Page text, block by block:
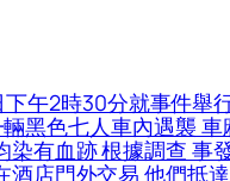
午2時30分就事件舉
黑色七人車內遇襲
有血跡 根據調查 事
店門外交易 他們抵